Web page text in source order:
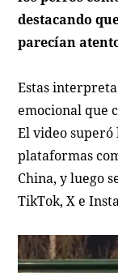
destacando
parecían
Estas
emocional que
El video superó
plataformas
China, y luego
TikTok, X e